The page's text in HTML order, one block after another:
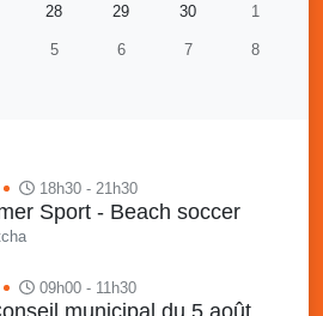
28 29 30 1
5 6 7 8
18h30 - 21h30
Sport - Beach soccer
09h00 - 11h30
municipal du 5 août